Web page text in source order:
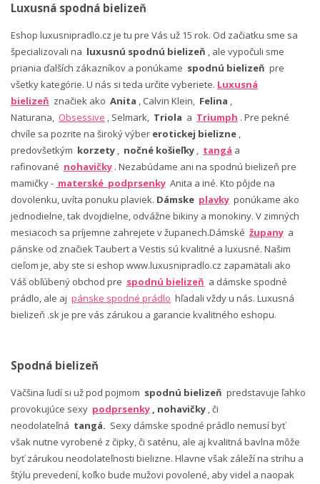
Luxusná spodná bielizeň
Eshop luxusnipradlo.cz je tu pre Vás už 15 rok. Od začiatku sme sa
špecializovali na luxusnú spodnú bielizeň , ale vypočuli sme
priania ďalších zákazníkov a ponúkame spodnú bielizeň pre
všetky kategórie. U nás si teda určite vyberiete. Luxusná
bielizeň značiek ako Anita , Calvin Klein, Felina ,
Naturana, Obsessive , Selmark, Triola a Triumph . Pre pekné
chvíle sa pozrite na široký výber erotickej bielizne ,
predovšetkým korzety , nočné košieľky , tangá a
rafinované nohavičky . Nezabúdame ani na spodnú bielizeň pre
mamičky - materské podprsenky Anita a iné. Kto pôjde na
dovolenku, uvíta ponuku plaviek. Dámske plavky ponúkame ako
jednodielne, tak dvojdielne, odvážne bikiny a monokiny. V zimných
mesiacoch sa príjemne zahrejete v županech.Dámské župany a
pánske od značiek Taubert a Vestis sú kvalitné a luxusné. Našim
cieľom je, aby ste si eshop www.luxusnipradlo.cz zapamätali ako
Váš obľúbený obchod pre spodnú bielizeň a dámske spodné
prádlo, ale aj pánske spodné prádlo hľadali vždy u nás. Luxusná
bielizeň .sk je pre vás zárukou a garancie kvalitného eshopu.
Spodná bielizeň
Väčšina ľudí si už pod pojmom spodnú bielizeň predstavuje ľahko
provokujúce sexy podprsenky , nohavičky , či
neodolateľná tangá. Sexy dámske spodné prádlo nemusí byť
však nutne vyrobené z čipky, či saténu, ale aj kvalitná bavlna môže
byť zárukou neodolateľnosti bielizne. Hlavne však záleží na strihu a
štýlu prevedení, koľko bude mužovi povolené, aby videl a naopak